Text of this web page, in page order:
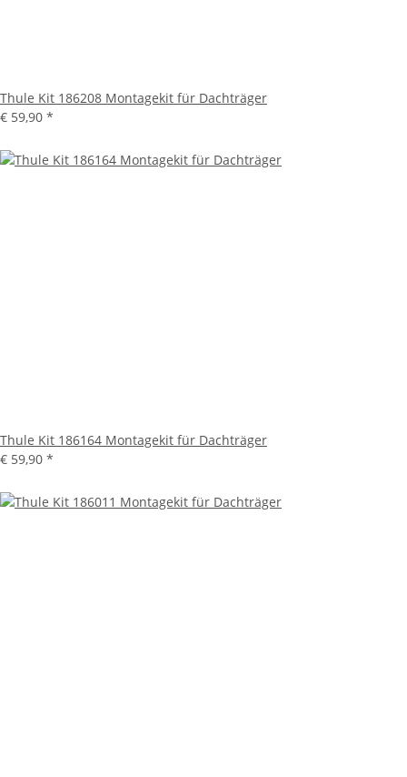
Thule Kit 186208 Montagekit für Dachträger
€ 59,90 *
Thule Kit 186164 Montagekit für Dachträger
€ 59,90 *